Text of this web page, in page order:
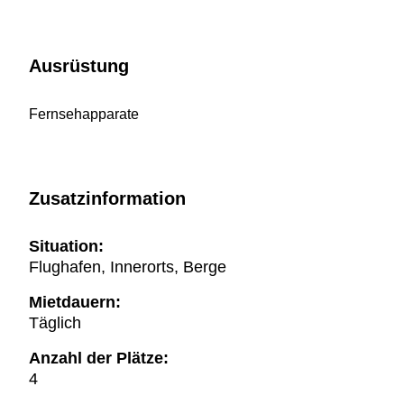
Ausrüstung
Fernsehapparate
Zusatzinformation
Situation:
Flughafen, Innerorts, Berge
Mietdauern:
Täglich
Anzahl der Plätze:
4